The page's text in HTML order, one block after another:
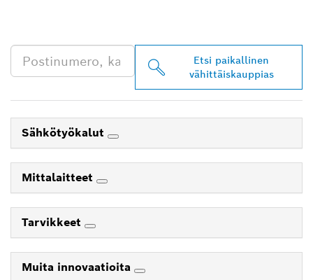
Etsi paikallinen
vähittäiskauppias
Sähkötyökalut
Mittalaitteet
Tarvikkeet
Muita innovaatioita